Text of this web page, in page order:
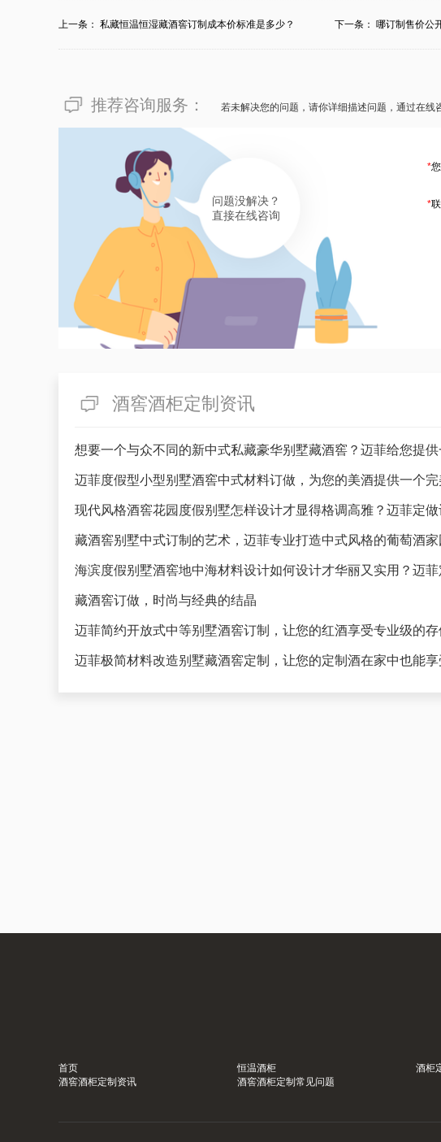
上一条： 私藏恒温恒湿藏酒窖订制成本价标准是多少？ 下一条： 哪订制售价公
推荐咨询服务： 若未解决您的问题，请你详细描述问题，通过在线
问题没解决？
直接在线咨询
*
*
酒窖酒柜定制资讯
想要一个与众不同的新中式私藏豪华别墅藏酒窖？迈菲给您提
迈菲度假型小型别墅酒窖中式材料订做，为您的美酒提供一个
藏酒窖别墅中式订制的艺术，迈菲专业打造中式风格的葡萄酒家
海滨度假别墅酒窖地中海材料设计如何设计才华丽又实用？迈
藏酒窖订做，时尚与经典的结晶
迈菲简约开放式中等别墅酒窖订制，让您的红酒享受专业级的
迈菲极简材料改造别墅藏酒窖定制，让您的定制酒在家中也能
首页 恒温酒柜 酒柜
酒窖酒柜定制资讯
酒窖酒柜定制常见问题